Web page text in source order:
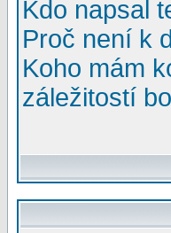
Kdo napsal
Proč není k
Koho mám
záležitostí